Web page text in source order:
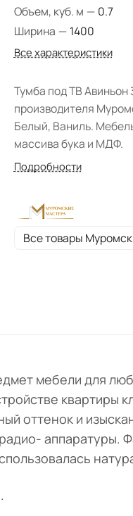
Объем, куб. м — 0.7
Ширина — 1400
Все характеристики
Тумба под ТВ Авиньон
производителя
Белый, Ваниль.
массива бука и МДФ.
Подробности
Все товары
мебели для
квартиры
оттенок и
аппаратуры.